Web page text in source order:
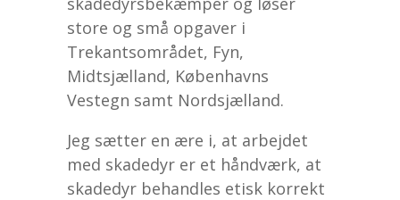
store og små opgaver i
Trekantsområdet, Fyn,
Midtsjælland, Københavns
Vestegn samt Nordsjælland.
Jeg sætter en ære i, at arbejdet
med skadedyr er et håndværk, at
skadedyr behandles etisk korrekt